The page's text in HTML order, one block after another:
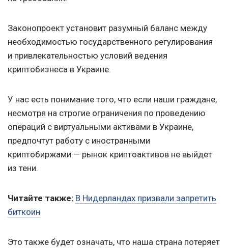
Законопроект установит разумный баланс между
необходимостью государственного регулирования
и привлекательностью условий ведения
криптобизнеса в Украине.
У нас есть понимание того, что если наши граждане,
несмотря на строгие ограничения по проведению
операций с виртуальными активами в Украине,
предпочтут работу с иностранными
криптобиржами — рынок криптоактивов не выйдет
из тени.
Читайте также: В Нидерландах призвали запретить
биткоин
Это также будет означать, что наша страна потеряет